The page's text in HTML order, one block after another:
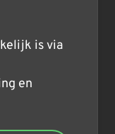
is via
en